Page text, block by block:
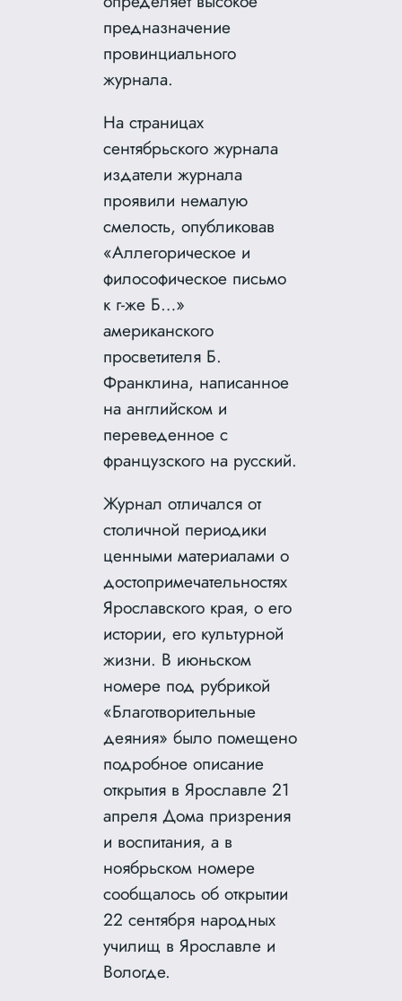
предназначение
провинциального
журнала.
На страницах
сентябрьского журнала
издатели журнала
проявили немалую
смелость, опубликовав
«Аллегорическое и
философическое письмо
к г-же Б…»
американского
просветителя Б.
Франклина, написанное
на английском и
переведенное с
французского на русский.
Журнал отличался от
столичной периодики
ценными материалами о
достопримечательностях
Ярославского края, о его
истории, его культурной
жизни. В июньском
номере под рубрикой
«Благотворительные
деяния» было помещено
подробное описание
открытия в Ярославле 21
апреля Дома призрения
и воспитания, а в
ноябрьском номере
сообщалось об открытии
22 сентября народных
училищ в Ярославле и
Вологде.